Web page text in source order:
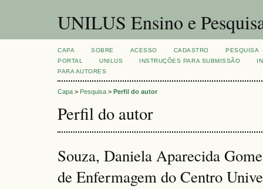
UNILUS Ensino e
CAPA SOBRE ACESSO CADASTRO
PESQUISA
PORTAL
UNILUS INSTRUÇÕES PARA SUBMISSÃO
PARA AUTORES
Capa > Pesquisa > Perfil do autor
Perfil do autor
Souza, Daniela Aparecida
de Enfermagem do Centro